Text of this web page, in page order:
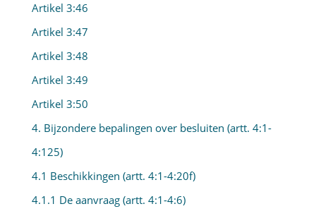
Artikel 3:46
Artikel 3:47
Artikel 3:48
Artikel 3:49
Artikel 3:50
4. Bijzondere bepalingen over besluiten (artt. 4:1-
4:125)
4.1 Beschikkingen (artt. 4:1-4:20f)
4.1.1 De aanvraag (artt. 4:1-4:6)